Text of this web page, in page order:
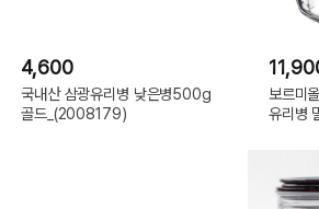
4,600
국내산 삼광유리병 낮은병500g
골드_(2008179)
보르미
유리병